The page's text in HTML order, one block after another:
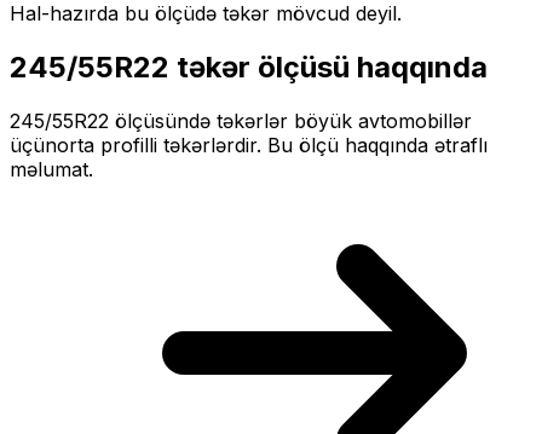
Hal-hazırda bu ölçüdə təkər mövcud deyil.
245/55R22 təkər ölçüsü haqqında
245/55R22 ölçüsündə təkərlər böyük avtomobillər
üçünorta profilli təkərlərdir. Bu ölçü haqqında ətraflı
məlumat.